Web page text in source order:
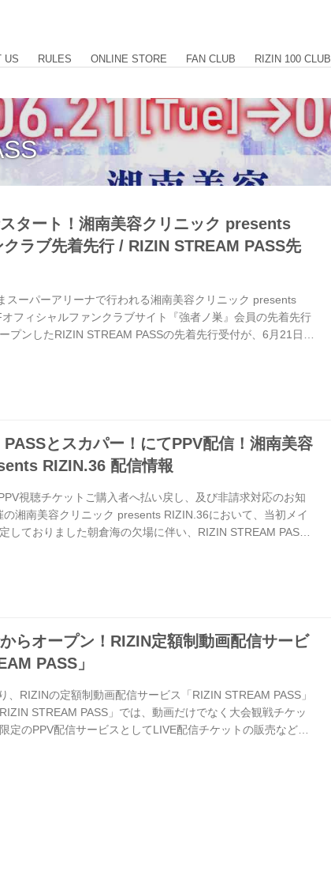
US RULES ONLINE STORE FAN CLUB RIZIN 100 CLUB
タート！湘南美容クリニック presents
ラブ先着先行 / RIZIN STREAM PASS先
スーパーアリーナで行われる湘南美容クリニック presents
フィシャルファンクラブサイト『強者ノ巣』会員の先着先行
プンしたRIZIN STREAM PASSの先着先行受付が、6月21日
選手が通る花道付近のお席は『超強者会員』のみ受付けが可能
ルファンクラブサイト『強者ノ巣』へ入会し、より良いお席
とスカパー！にてPPV配信！湘南美容
RIZIN.36 配信情報
視聴チケットご購入者へ払い戻し、及び非請求対応のお知
の湘南美容クリニック presents RIZIN.36において、当初メイ
しておりました朝倉海の欠場に伴い、RIZIN STREAM PASS
らせいたします。 詳しくは以下のページをご確認下さいま
presents RIZIN.36 PPV無料配信・払い戻し／観戦チケット
らオープン！RIZIN定額制動画配信サービ
PASS」
、RIZINの定額制動画配信サービス「RIZIN STREAM PASS」
STREAM PASS」では、動画だけでなく大会観戦チケッ
定のPPV配信サービスとしてLIVE配信チケットの販売など、
中は特別価格の月額550円（税込）で入会出来るぞ！さら
れる湘南美容クリニック presents RIZIN.36を「RIZIN